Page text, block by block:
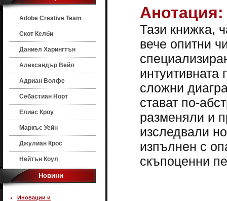
Adobe Creative Team
Скот Келби
Даниел Харингтън
Александър Вейл
Адриан Волфе
Себастиан Норт
Елиас Кроу
Маркъс Уейн
Джулиан Крос
Нейтън Коул
Новини
Иновации и
Анотация:
Тази книжка,
вече опитни
сложни
стават по-
разменяли и
изследвали
изпълнен с
скъпоценни